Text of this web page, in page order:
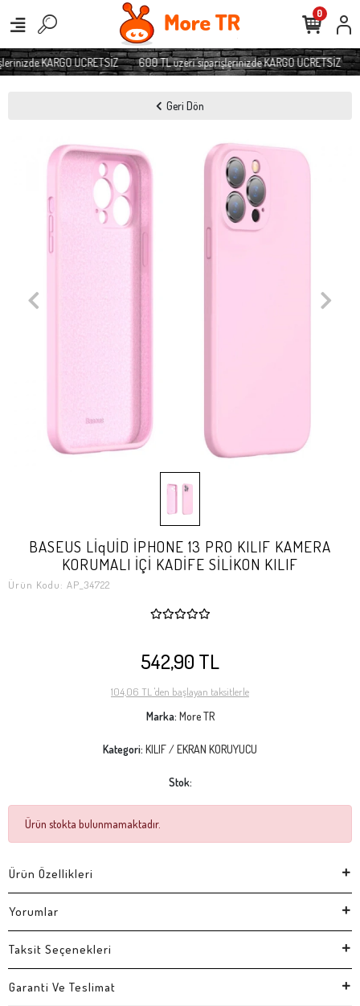
KARGO ÜCRETSİZ 600 TL üzeri siparişlerinizde KARGO ÜCRETSİZ
0
Geri Dön
BASEUS LİqUİD İPHONE 13 PRO KILIF KAMERA
KORUMALI İÇİ KADİFE SİLİKON KILIF
Ürün Kodu: AP_34722
542,90 TL
104,06 TL 'den başlayan taksitlerle
Marka: More TR
Kategori: KILIF / EKRAN KORUYUCU
Stok:
Ürün stokta bulunmamaktadır.
Ürün Özellikleri
Yorumlar
Taksit Seçenekleri
Garanti Ve Teslimat